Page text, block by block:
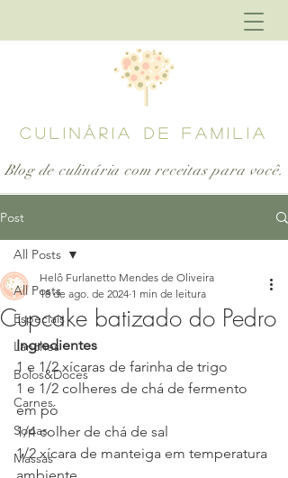
CULINÁRIA DE FAMILIA
Blog de culinária com receitas para você.
Post
All Posts
Especiais
Lanches
Bolos&Doces
Carnes
Sopas
Massas
All Posts
Cupcake batizado do Pedro
Helô Furlanetto Mendes de Oliveira
18 de ago. de 2024 1 min de leitura
Ingredientes
1 e 1/2 xícaras de farinha de trigo
1 e 1/2 colheres de chá de fermento
em pó
1/4 colher de chá de sal
1/2 xícara de manteiga em temperatura